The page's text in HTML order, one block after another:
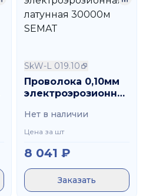
SkW-L 019.10
Проволока 0,10мм
электроэрозионная
SEMAT
Нет в наличии
Цена за шт
8 041 ₽
Заказать